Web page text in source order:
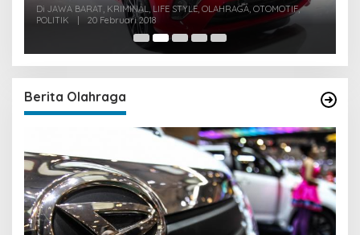
Di JAWA BARAT, KRIMINAL, LIFE STYLE, OLAHRAGA, OTOMOTIF,
POLITIK
20 Februari 2018
Berita Olahraga